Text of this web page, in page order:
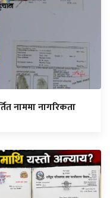
नाममा नागरिकता